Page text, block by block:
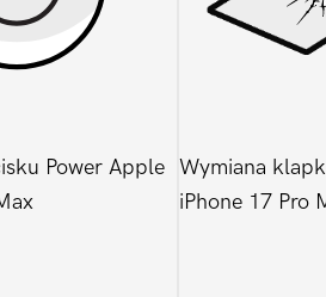
Power Apple Wymiana
iPhone 17 Pro